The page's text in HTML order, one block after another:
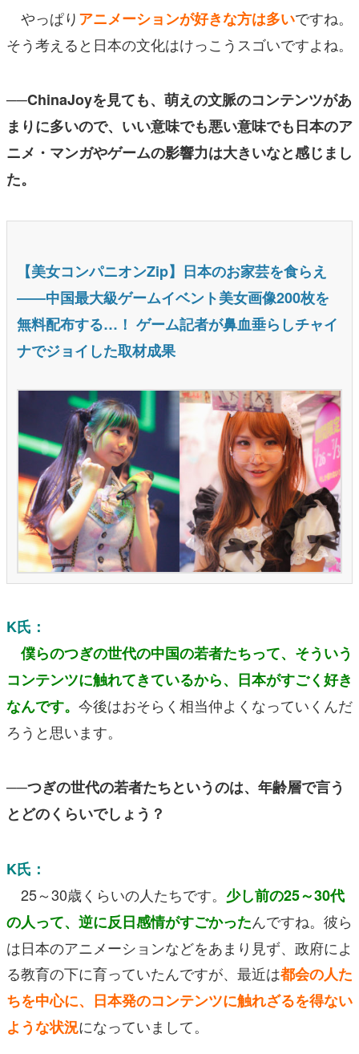
やっぱりアニメーションが好きな方は多いですね。
そう考えると日本の文化はけっこうスゴいですよね。
──ChinaJoyを見ても、萌えの文脈のコンテンツがあ
まりに多いので、いい意味でも悪い意味でも日本のア
ニメ・マンガやゲームの影響力は大きいなと感じまし
た。
【美女コンパニオンZip】日本のお家芸を食らえ
――中国最大級ゲームイベント美女画像200枚を
無料配布する…！ ゲーム記者が鼻血垂らしチャイ
ナでジョイした取材成果
K氏：
僕らのつぎの世代の中国の若者たちって、そういう
コンテンツに触れてきているから、日本がすごく好き
なんです。 今後はおそらく相当仲よくなっていくんだ
ろうと思います。
──つぎの世代の若者たちというのは、年齢層で言う
とどのくらいでしょう？
K氏：
25～30歳くらいの人たちです。 少し前の25～30代
の人って、逆に反日感情がすごかったんですね。彼ら
は日本のアニメーションなどをあまり見ず、政府によ
る教育の下に育っていたんですが、最近は都会の人た
ちを中心に、日本発のコンテンツに触れざるを得ない
ような状況になっていまして。